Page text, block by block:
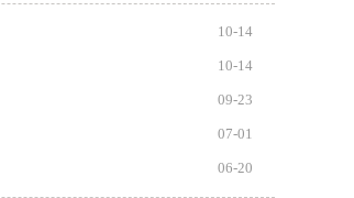
10-14
10-14
09-23
07-01
06-20